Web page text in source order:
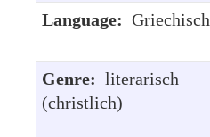
Language: Griechisch
Genre: literarisch
(christlich)